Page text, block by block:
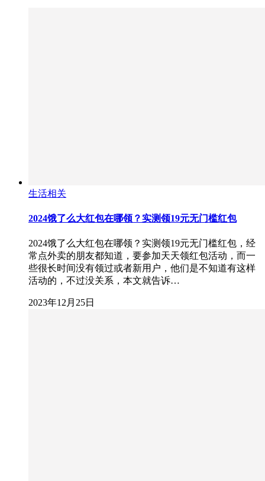
生活相关
2024饿了么大红包在哪领？实测领19元无门槛红包
2024饿了么大红包在哪领？实测领19元无门槛红包，经
常点外卖的朋友都知道，要参加天天领红包活动，而一
些很长时间没有领过或者新用户，他们是不知道有这样
活动的，不过没关系，本文就告诉…
2023年12月25日